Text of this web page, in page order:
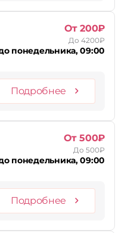
От 200₽
До 4200₽
понедельника, 09:00
Подробнее
От 500₽
До 500₽
понедельника, 09:00
Подробнее